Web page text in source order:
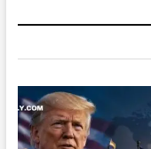
से
करोड़
ठगी,
ऐसे
बचें